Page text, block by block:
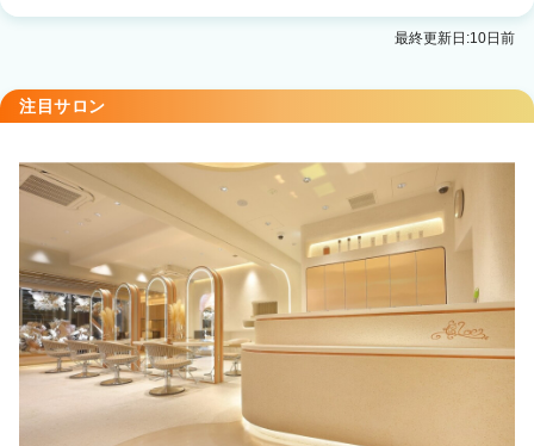
最終更新日:10日前
注目サロン